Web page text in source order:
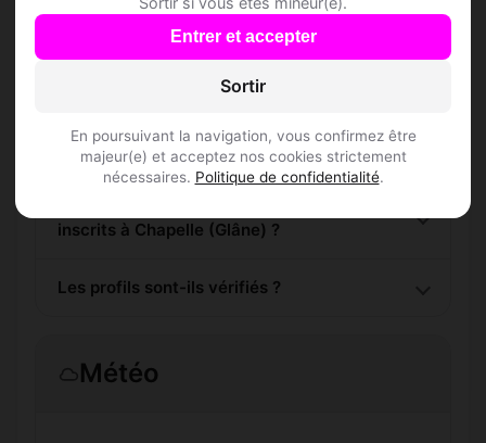
Entrer et accepter
Sortir
En poursuivant la navigation, vous confirmez être
majeur(e) et acceptez nos cookies strictement
nécessaires. Politique de confidentialité.
Comment trouver Speed Dating à Chapelle
L'inscription est-elle gratuite ?
inscrits à Chapelle (Glâne) ?
Les profils sont-ils vérifiés ?
Météo